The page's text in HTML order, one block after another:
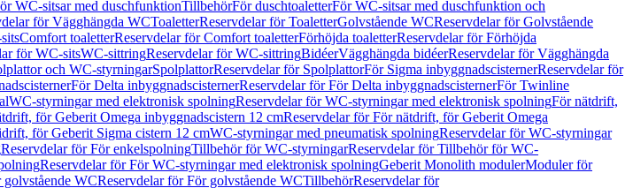
WC-sitsar med duschfunktionTillbehörFör duschtoaletterFör WC-sitsar med duschfunktion och
för Vägghängda WCToaletterReservdelar för ToaletterGolvstående WCReservdelar för Golvstående
Comfort toaletterReservdelar för Comfort toaletterFörhöjda toaletterReservdelar för Förhöjda
för WC-sitsWC-sittringReservdelar för WC-sittringBidéerVägghängda bidéerReservdelar för Vägghängda
och WC-styrningarSpolplattorReservdelar för SpolplattorFör Sigma inbyggnadscisternerReservdelar för
För Delta inbyggnadscisternerReservdelar för För Delta inbyggnadscisternerFör Twinline
WC-styrningar med elektronisk spolningReservdelar för WC-styrningar med elektronisk spolningFör nätdrift,
för Geberit Omega inbyggnadscistern 12 cmReservdelar för För nätdrift, för Geberit Omega
för Geberit Sigma cistern 12 cmWC-styrningar med pneumatisk spolningReservdelar för WC-styrningar
Reservdelar för För enkelspolningTillbehör för WC-styrningarReservdelar för Tillbehör för WC-
Reservdelar för För WC-styrningar med elektronisk spolningGeberit Monolith modulerModuler för
golvstående WCReservdelar för För golvstående WCTillbehörReservdelar för